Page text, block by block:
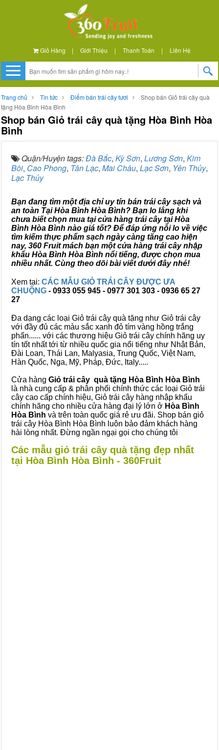
Giỏ Hàng | Giới Thiệu | Thanh Toán | Liên Hệ
Trang chủ Tin tức Điểm bán trái cây tươi
Shop bán Giỏ trái cây quà
tặng Hòa Bình Hòa Bình
Shop bán Giỏ trái cây quà tặng Hòa Bình Hòa
Bình
Quận/Huyện tags:Đà Bắc, Kỳ Sơn, Lương Sơn, Kim
Bôi, Cao Phong, Tân Lạc, Mai Châu, Lạc Sơn, Yên Thủy,
Lạc Thủy
Bạn đang tìm một địa chỉ uy tín bán trái cây sạch và
an toàn Tại Hòa Bình Hòa Bình? Bạn lo lắng khi
chưa biết chọn mua tại cửa hàng trái cây tại Hòa
Bình Hòa Bình nào giá tốt? Để đáp ứng nỗi lo về việc
tìm kiếm thực phẩm sạch ngày càng tăng cao hiện
nay, 360 Fruit mách bạn một cửa hàng trái cây nhập
khẩu Hòa Bình Hòa Bình nổi tiếng, được chọn mua
nhiều nhất. Cùng theo dõi bài viết dưới đây nhé!
Xem tại: CÁC MẪU GIỎ TRÁI CÂY ĐƯỢC ƯA
CHUỘNG - 0933 055 945 - 0977 301 303 - 0936 65 27
27
Đa dạng các loại Giỏ trái cây quà tặng như Giỏ trái cây
với đầy đủ các màu sắc xanh đỏ tím vàng hồng trắng
phấn...... với các thương hiệu Giỏ trái cây chính hãng uy
tín tốt nhất tới từ nhiều quốc gia nổi tiếng như Nhật Bản,
Đài Loan, Thái Lan, Malyasia, Trung Quốc, Việt Nam,
Hàn Quốc, Nga, Mỹ, Pháp, Đức, Italy.....
Cửa hàng Giỏ trái cây quà tặng Hòa Bình Hòa Bình
là nhà cung cấp & phân phối chính thức các loại Giỏ trái
cây cao cấp chính hiệu, Giỏ trái cây hàng nhập khẩu
chính hãng cho nhiều cửa hàng đại lý lớn ở Hòa Bình
Hòa Bình và trên toàn quốc giá rẻ ưu đãi. Shop bán giỏ
trái cây Hòa Bình Hòa Bình luôn bảo đảm khách hàng
hài lòng nhất. Đừng ngần ngại gọi cho chúng tôi
Các mẫu giỏ trái cây quà tặng đẹp nhất
tại Hòa Bình Hòa Bình - 360Fruit